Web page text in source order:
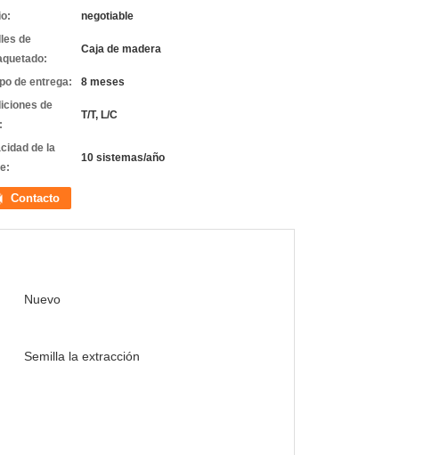
negotiable
de
Caja de madera
de entrega:
8 meses
de
T/T, L/C
de la
10 sistemas/año
Contacto
Nuevo
Semilla la extracción